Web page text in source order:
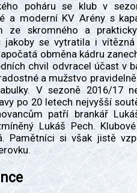
poháru se klub v
a moderní KV Arény s
ze skromného a
jakoby se vytratila i
obměna kádru
chvil odvracel účast v
a mužstvo
V sezoně 2016/17
po 20 letech nejvyšší
patří brankář
Lukáš Pech.
Pamětníci si však jistě